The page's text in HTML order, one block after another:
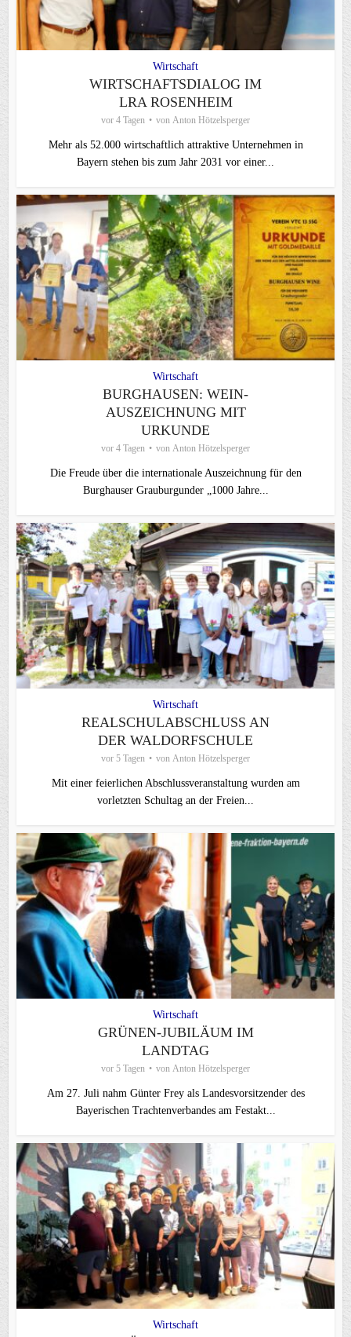
Wirtschaft
WIRTSCHAFTSDIALOG IM
LRA ROSENHEIM
vor 4 Tagen von Anton Hötzelsperger
Mehr als 52.000 wirtschaftlich attraktive Unternehmen in
Bayern stehen bis zum Jahr 2031 vor einer...
Wirtschaft
BURGHAUSEN: WEIN-
AUSZEICHNUNG MIT
URKUNDE
vor 4 Tagen von Anton Hötzelsperger
Die Freude über die internationale Auszeichnung für den
Burghauser Grauburgunder „1000 Jahre...
Wirtschaft
REALSCHULABSCHLUSS AN
DER WALDORFSCHULE
vor 5 Tagen von Anton Hötzelsperger
Mit einer feierlichen Abschlussveranstaltung wurden am
vorletzten Schultag an der Freien...
Wirtschaft
GRÜNEN-JUBILÄUM IM
LANDTAG
vor 5 Tagen von Anton Hötzelsperger
Am 27. Juli nahm Günter Frey als Landesvorsitzender des
Bayerischen Trachtenverbandes am Festakt...
Wirtschaft